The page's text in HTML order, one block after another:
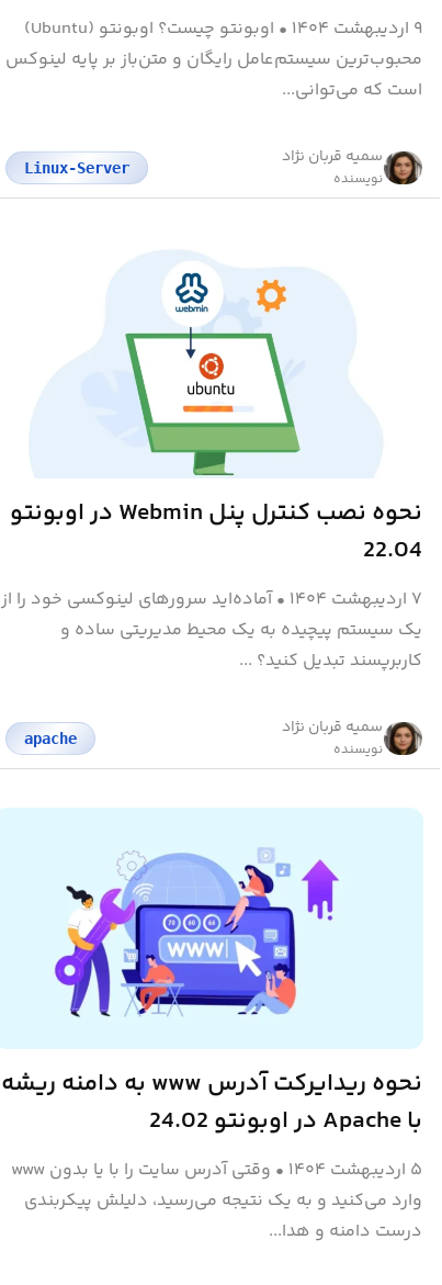
۹ اردیبهشت ۱۴۰۴ •
اوبونتو چیست؟ اوبونتو (Ubuntu)
محبوب‌ترین سیستم‌عامل رایگان و متن‌باز بر پایه لینوکس
است که می‌توانی...
سمیه قربان نژاد
نویسنده
Linux-Server
نحوه نصب کنترل پنل Webmin در اوبونتو
22.04
۷ اردیبهشت ۱۴۰۴ •آماده‌اید سرورهای لینوکسی خود را از
یک سیستم پیچیده به یک محیط مدیریتی ساده و
کاربرپسند تبدیل کنید؟ ...
سمیه قربان نژاد
نویسنده
apache
نحوه ریدایرکت آدرس www به دامنه ریشه
با Apache در اوبونتو 24.02
۵ اردیبهشت ۱۴۰۴ •
وقتی آدرس سایت را با یا بدون www
وارد می‌کنید و به یک نتیجه می‌رسید، دلیلش پیکربندی
درست دامنه و هدا...